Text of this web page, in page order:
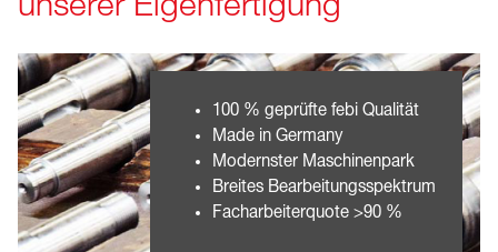
100 % geprüfte febi Qualität
Made in Germany
Modernster Maschinenpark
Breites Bearbeitungsspektrum
Facharbeiterquote >90 %